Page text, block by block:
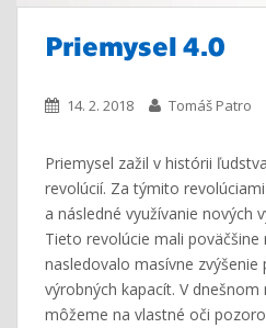
Priemysel 4.0
14. 2. 2018 Tomáš Patro
Priemysel zažil v histórii
revolúcií. Za týmito
a následné využívanie nových
Tieto revolúcie mali
nasledovalo masívne zvýšenie
výrobných kapacít. V
môžeme na vlastné oči